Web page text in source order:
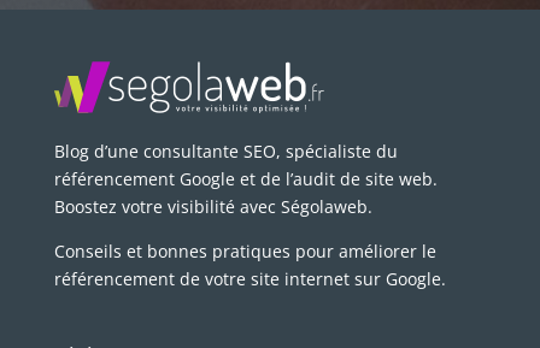
Blog d’une consultante SEO, spécialiste du
référencement Google et de l’audit de site web.
Boostez votre visibilité avec Ségolaweb.
Conseils et bonnes pratiques pour améliorer le
référencement de votre site internet sur Google.